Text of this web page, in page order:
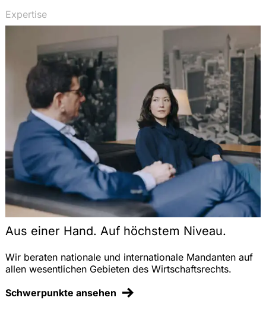
Expertise
Aus einer Hand. Auf höchstem Niveau.
Wir beraten nationale und internationale Mandanten auf
allen wesentlichen Gebieten des Wirtschaftsrechts.
Schwerpunkte ansehen